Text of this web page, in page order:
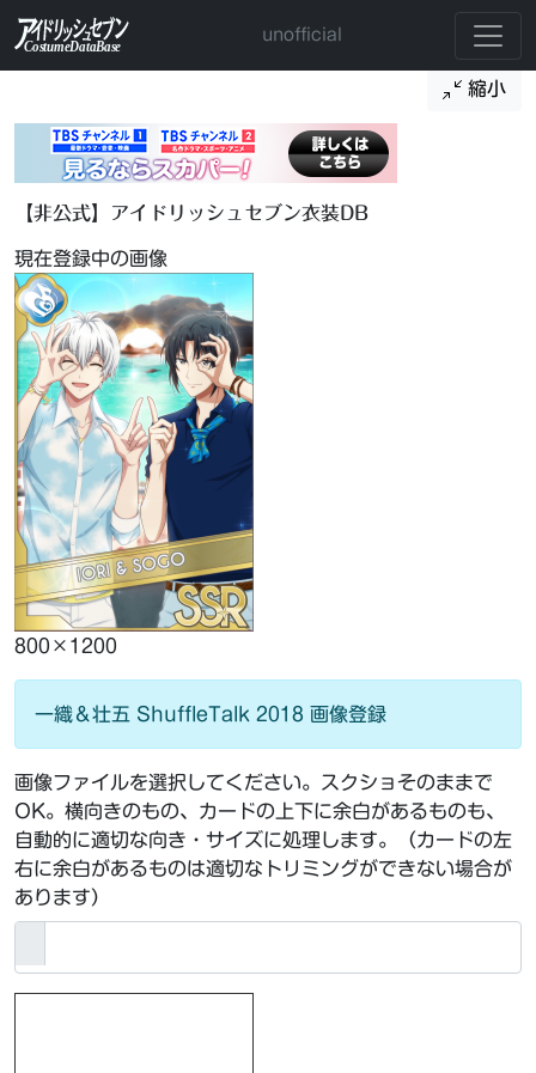
unofficial
縮小
【非公式】アイドリッシュセブン衣装DB
現在登録中の画像
800×1200
一織＆壮五 ShuffleTalk 2018 画像登録
画像ファイルを選択してください。スクショそのままで
OK。横向きのもの、カードの上下に余白があるものも、
自動的に適切な向き・サイズに処理します。（カードの左
右に余白があるものは適切なトリミングができない場合が
あります）